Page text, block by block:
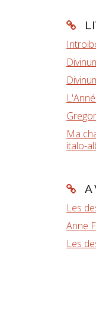
Ma
italo-
A
Les
Anne
Les